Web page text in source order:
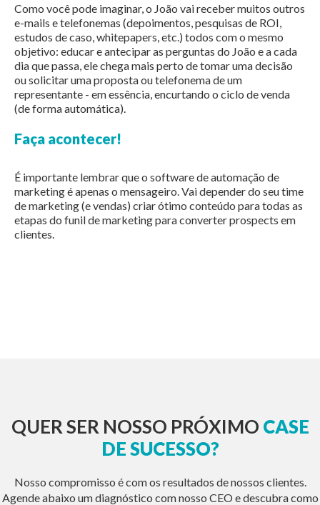
Como você pode imaginar, o João vai receber muitos outros
e-mails e telefonemas (depoimentos, pesquisas de ROI,
estudos de caso, whitepapers, etc.) todos com o mesmo
objetivo: educar e antecipar as perguntas do João e a cada
dia que passa, ele chega mais perto de tomar uma decisão
ou solicitar uma proposta ou telefonema de um
representante - em essência, encurtando o ciclo de venda
(de forma automática).
Faça acontecer!
É importante lembrar que o software de automação de
marketing é apenas o mensageiro. Vai depender do seu time
de marketing (e vendas) criar ótimo conteúdo para todas as
etapas do funil de marketing para converter prospects em
clientes.
QUER SER NOSSO PRÓXIMO CASE
DE SUCESSO?
Nosso compromisso é com os resultados de nossos clientes.
Agende abaixo um diagnóstico com nosso CEO e descubra como